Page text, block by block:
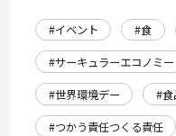
#イベント #食
#サーキュラーエコノミー
#世界環境デー
#食
#つかう責任つくる責任